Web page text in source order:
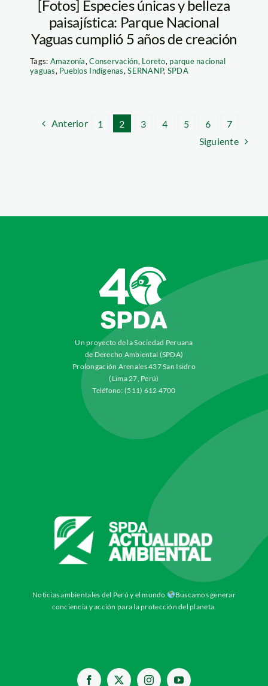
[Fotos] Especies únicas y belleza
paisajística: Parque Nacional
Yaguas cumplió 5 años de creación
Tags: Amazonía,Conservación, Loreto, parque nacional
yaguas, Pueblos Indígenas,SERNANP, SPDA
Anterior 1 2 3 4 5 6
7
Siguiente
Un proyecto de la Sociedad Peruana
de Derecho Ambiental (SPDA)
Prolongación Arenales 437 San Isidro
(Lima 27, Perú)
Teléfono: (511) 612 4700
Noticias ambientales del Perú y el mundo
Buscamos generar
conciencia y acción para la protección del planeta.